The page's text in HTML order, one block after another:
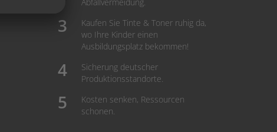
Kaufen Sie Tinte & Toner ruhig da,
wo Ihre Kinder einen
Ausbildungsplatz bekommen!
Sicherung deutscher
Produktionsstandorte.
Kosten senken, Ressourcen
schonen.